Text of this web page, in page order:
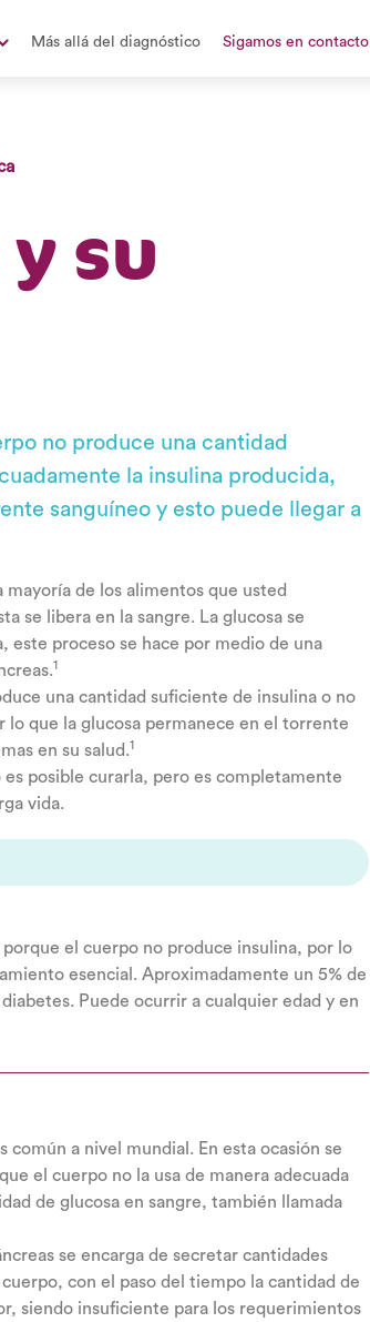
Más allá del diagnóstico Sigamos en contacto
su
no produce una cantidad
la insulina producida,
sanguíneo y esto puede llegar a
mayoría de los alimentos que usted
se libera en la sangre. La glucosa se
este proceso se hace por medio de una
1
una cantidad suficiente de insulina o no
lo que la glucosa permanece en el torrente
en su salud.1
posible curarla, pero es completamente
vida.
el cuerpo no produce insulina, por lo
esencial. Aproximadamente un 5% de
Puede ocurrir a cualquier edad y en
común a nivel mundial. En esta ocasión se
el cuerpo no la usa de manera adecuada
de glucosa en sangre, también llamada
se encarga de secretar cantidades
con el paso del tiempo la cantidad de
siendo insuficiente para los requerimientos